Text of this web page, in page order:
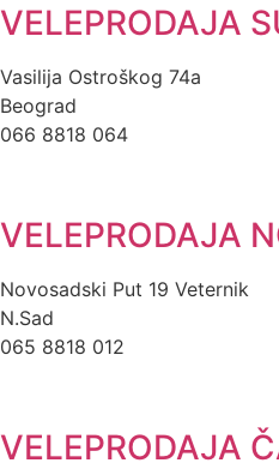
VELEPRODAJA
Vasilija Ostroškog 74a
Beograd
066 8818 064
VELEPRODAJA
Novosadski Put 19 Veternik
N.Sad
065 8818 012
VELEPRODAJA